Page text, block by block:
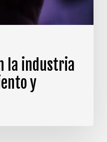
la industria
y